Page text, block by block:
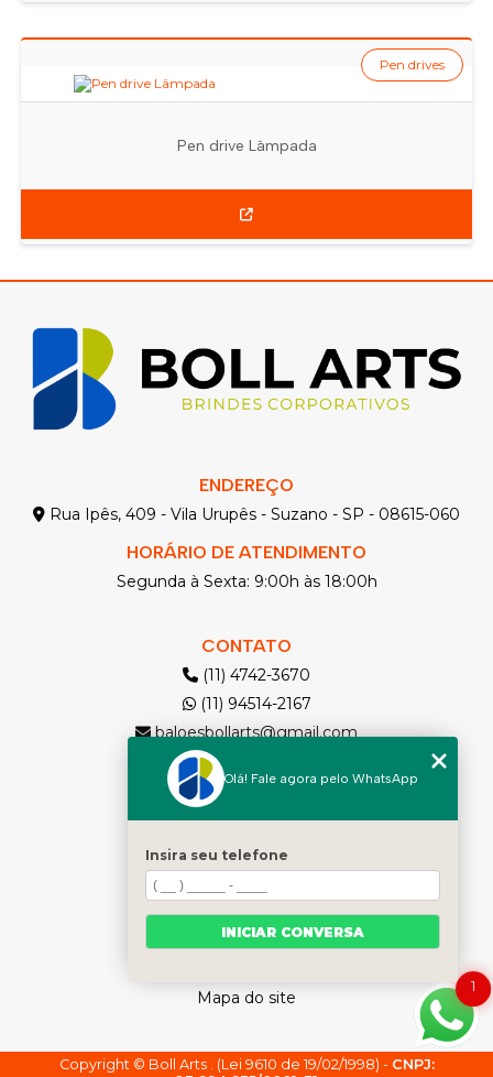
Pen drive Lâmpada
Pen drives
ENDEREÇO
Rua Ipês, 409 - Vila Urupês - Suzano - SP - 08615-060
HORÁRIO DE ATENDIMENTO
Segunda à Sexta: 9:00h às 18:00h
CONTATO
(11) 4742-3670
(11) 94514-2167
baloesbollarts@gmail.com
MENU
Solicite seu Orçamento
Home
Quem somos
Produtos
Contato
Mapa do site
Copyright © Boll Arts . (Lei 9610 de 19/02/1998) - CNPJ:
1
Olá! Fale agora pelo WhatsApp
Insira seu telefone
INICIAR CONVERSA